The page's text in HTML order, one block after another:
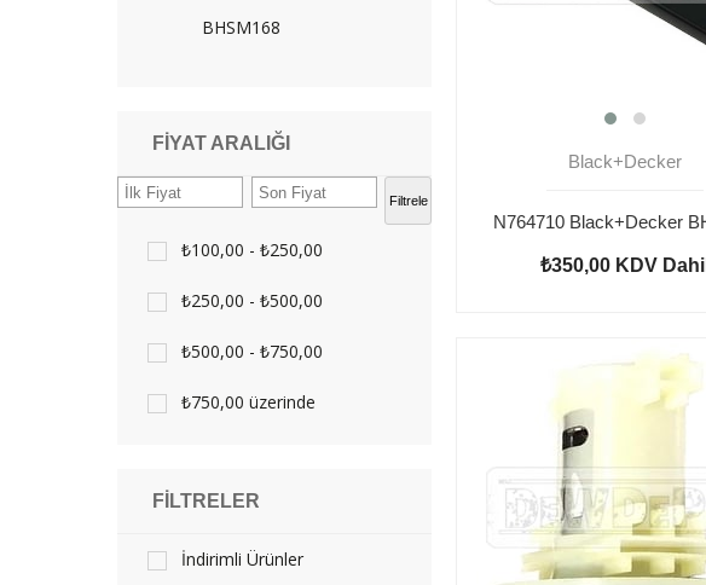
BHSM168
FIYAT ARALIĞI
Filtrele
₺100,00 - ₺250,00
₺250,00 - ₺500,00
₺500,00 - ₺750,00
₺750,00 üzerinde
FILTRELER
İndirimli Ürünler
Black+Decker
₺350,00 KDV Dahil